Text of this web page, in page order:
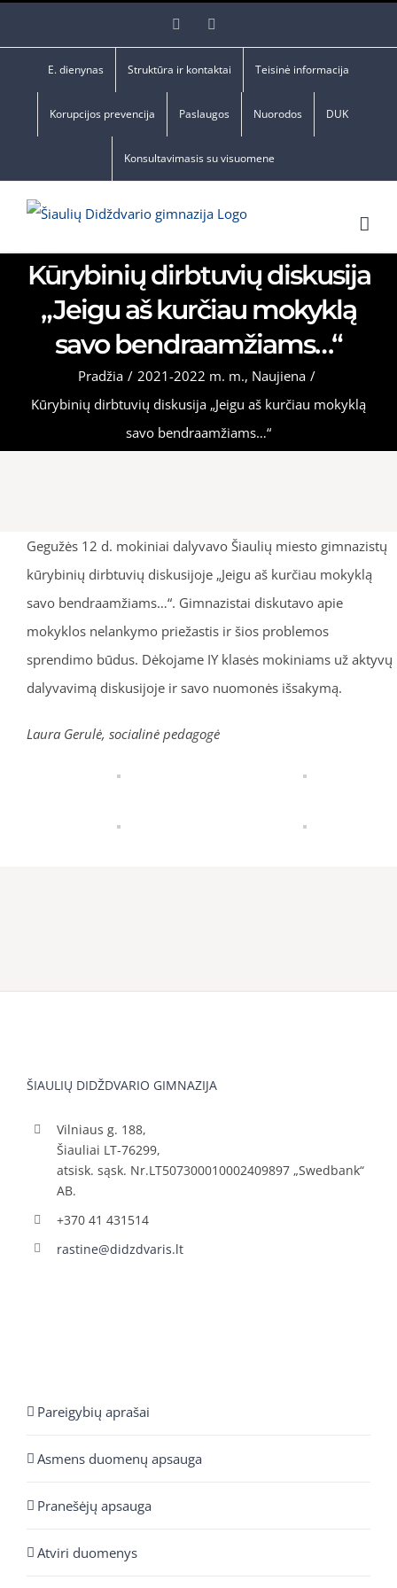
Facebook
E. dienynas Struktūra ir kontaktai Teisinė informacija
Korupcijos prevencija Paslaugos Nuorodos DUK
Konsultavimasis su visuomene
Kūrybinių dirbtuvių diskusija
„Jeigu aš kurčiau mokyklą
savo bendraamžiams…“
Pradžia / 2021-2022 m. m., Naujiena /
Kūrybinių dirbtuvių diskusija „Jeigu aš kurčiau mokyklą
savo bendraamžiams…“
Gegužės 12 d. mokiniai dalyvavo Šiaulių miesto gimnazistų
kūrybinių dirbtuvių diskusijoje „Jeigu aš kurčiau mokyklą
savo bendraamžiams…“. Gimnazistai diskutavo apie
mokyklos nelankymo priežastis ir šios problemos
sprendimo būdus. Dėkojame IY klasės mokiniams už aktyvų
dalyvavimą diskusijoje ir savo nuomonės išsakymą.
Laura Gerulė, socialinė pedagogė
ŠIAULIŲ DIDŽDVARIO GIMNAZIJA
Vilniaus g. 188,
Šiauliai LT-76299,
atsisk. sąsk. Nr.LT507300010002409897 „Swedbank“
AB.
+370 41 431514
rastine@didzdvaris.lt
Pareigybių aprašai
Asmens duomenų apsauga
Pranešėjų apsauga
Atviri duomenys